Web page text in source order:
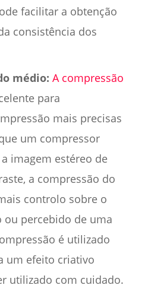
facilitar a obtenção
consistência dos
médio: A compressão
para
mais precisas
um compressor
imagem estéreo de
a compressão do
controlo sobre o
percebido de uma
é utilizado
um efeito criativo
utilizado com cuidado.